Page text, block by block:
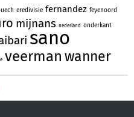
eredivisie fernandez feyenoord
mijnans nederland onderkant
sano
veerman wanner